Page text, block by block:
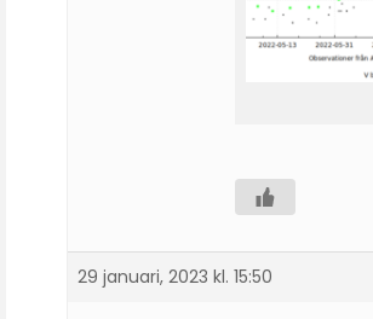
29 januari, 2023 kl. 15:50